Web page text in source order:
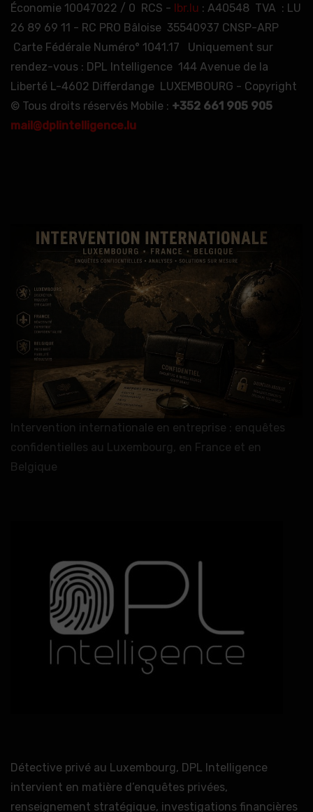
Économie 10047022 / 0 RCS - lbr.lu : A40548 TVA : LU
26 89 69 11 - RC PRO Bâloise 35540937 CNSP-ARP
Carte Fédérale Numéro° 1041.17 Uniquement sur
rendez-vous : DPL Intelligence 144 Avenue de la
Liberté L-4602 Differdange LUXEMBOURG - Copyright
© Tous droits réservés Mobile : +352 661 905 905
mail@dplintelligence.lu
Intervention internationale en entreprise : enquêtes
confidentielles au Luxembourg, en France et en
Belgique
Détective privé au Luxembourg, DPL Intelligence
intervient en matière d’enquêtes privées,
renseignement stratégique, investigations financières